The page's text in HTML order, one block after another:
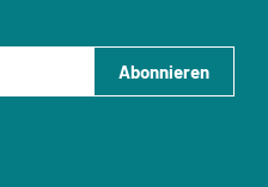
Abonnieren